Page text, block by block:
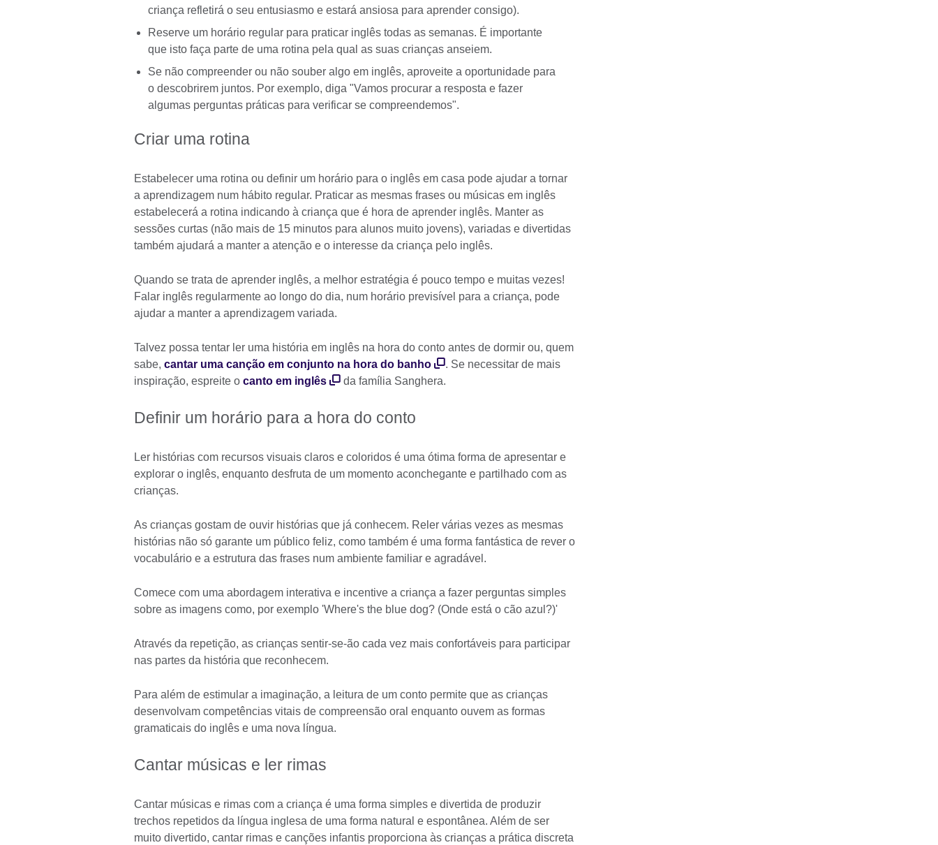
criança refletirá o seu entusiasmo e estará ansiosa para aprender consigo).
Reserve um horário regular para praticar inglês todas as semanas. É importante
que isto faça parte de uma rotina pela qual as suas crianças anseiem.
Se não compreender ou não souber algo em inglês, aproveite a oportunidade para
o descobrirem juntos. Por exemplo, diga "Vamos procurar a resposta e fazer
algumas perguntas práticas para verificar se compreendemos".
Criar uma rotina
Estabelecer uma rotina ou definir um horário para o inglês em casa pode ajudar a tornar
a aprendizagem num hábito regular. Praticar as mesmas frases ou músicas em inglês
estabelecerá a rotina indicando à criança que é hora de aprender inglês. Manter as
sessões curtas (não mais de 15 minutos para alunos muito jovens), variadas e divertidas
também ajudará a manter a atenção e o interesse da criança pelo inglês.
Quando se trata de aprender inglês, a melhor estratégia é pouco tempo e muitas vezes!
Falar inglês regularmente ao longo do dia, num horário previsível para a criança, pode
ajudar a manter a aprendizagem variada.
Talvez possa tentar ler uma história em inglês na hora do conto antes de dormir ou, quem
sabe, cantar uma canção em conjunto na hora do banho
. Se necessitar de mais
inspiração, espreite o canto em inglês da família Sanghera.
Definir um horário para a hora do conto
Ler histórias com recursos visuais claros e coloridos é uma ótima forma de apresentar e
explorar o inglês, enquanto desfruta de um momento aconchegante e partilhado com as
crianças.
As crianças gostam de ouvir histórias que já conhecem. Reler várias vezes as mesmas
histórias não só garante um público feliz, como também é uma forma fantástica de rever o
vocabulário e a estrutura das frases num ambiente familiar e agradável.
Comece com uma abordagem interativa e incentive a criança a fazer perguntas simples
sobre as imagens como, por exemplo 'Where's the blue dog? (Onde está o cão azul?)'
Através da repetição, as crianças sentir-se-ão cada vez mais confortáveis para participar
nas partes da história que reconhecem.
Para além de estimular a imaginação, a leitura de um conto permite que as crianças
desenvolvam competências vitais de compreensão oral enquanto ouvem as formas
gramaticais do inglês e uma nova língua.
Cantar músicas e ler rimas
Cantar músicas e rimas com a criança é uma forma simples e divertida de produzir
trechos repetidos da língua inglesa de uma forma natural e espontânea. Além de ser
muito divertido, cantar rimas e canções infantis proporciona às crianças a prática discreta